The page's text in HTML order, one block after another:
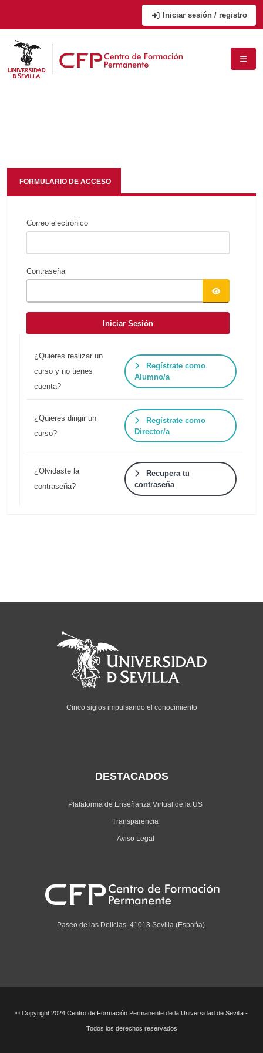
Iniciar sesión / registro
FORMULARIO DE ACCESO
Correo electrónico
Contraseña
Iniciar Sesión
¿Quieres realizar un
curso y no tienes
cuenta?
Regístrate como
Alumno/a
¿Quieres dirigir un
curso?
Regístrate como
Director/a
¿Olvidaste la
contraseña?
Recupera tu
contraseña
Cinco siglos impulsando el conocimiento
DESTACADOS
Plataforma de Enseñanza Virtual de la US
Transparencia
Aviso Legal
Paseo de las Delicias. 41013 Sevilla (Espańa).
© Copyright 2024 Centro de Formación Permanente de la Universidad de Sevilla -
Todos los derechos reservados